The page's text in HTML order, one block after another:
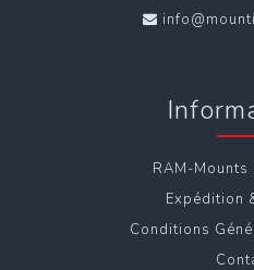
RAM-Mounts
Expédition
Conditions